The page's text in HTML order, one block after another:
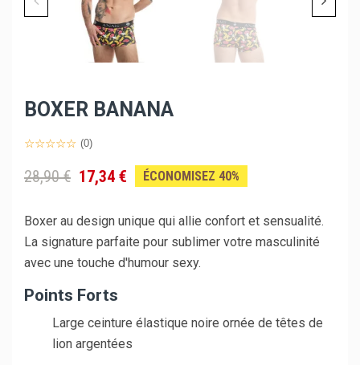
BOXER BANANA
(0)
28,90 € 17,34 € ÉCONOMISEZ 40%
Boxer au design unique qui allie confort et sensualité.
La signature parfaite pour sublimer votre masculinité
avec une touche d'humour sexy.
Points Forts
Large ceinture élastique noire ornée de têtes de
lion argentées